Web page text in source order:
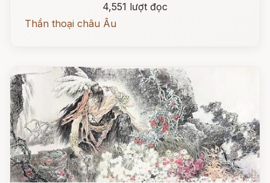
4,551 lượt đọc
Thần thoại châu Âu